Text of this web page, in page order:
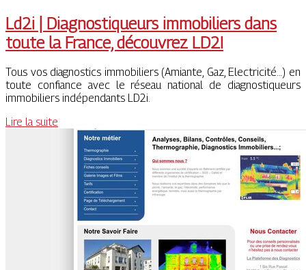
Ld2i | Diag­nosti­queurs immobiliers dans
toute la France, découvrez LD2I
Tous vos diagnostics immobiliers (Amiante, Gaz, Electricité…) en
toute confiance avec le réseau national de diagnostiqueurs
immobiliers indépendants LD2i.
Lire la suite